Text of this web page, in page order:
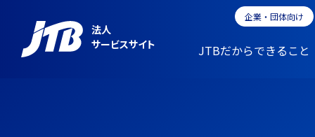
法人
サービスサイト
企業・団体向け
JTBだからできること